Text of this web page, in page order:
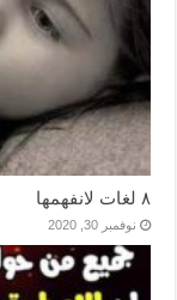
٨ لغات لانفهمها
نوفمبر 30, 2020